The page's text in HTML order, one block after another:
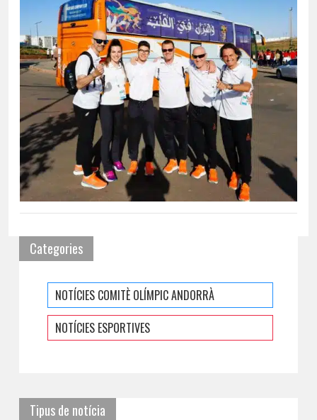
Categories
NOTÍCIES COMITÈ OLÍMPIC ANDORRÀ
NOTÍCIES ESPORTIVES
Tipus de notícia